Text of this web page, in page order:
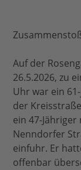
Auf der
26.5.2026, zu
Uhr war ein
der
ein 47-
Nenndorfer
einfuhr. Er
offenbar